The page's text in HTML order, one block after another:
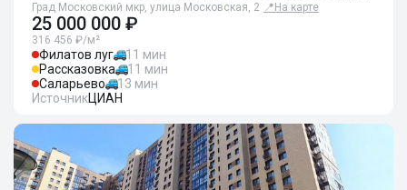
Град Московский мкр, улица Московская, 2 📍 На карте
25 000 000 ₽
316 456 ₽/м²
Филатов луг
11 мин
Рассказовка
11 мин
Саларьево
13 мин
ИсточникЦИАН